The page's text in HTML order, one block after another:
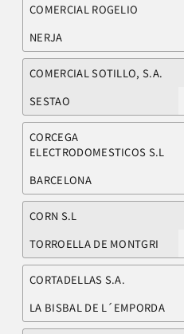
COMERCIAL ROGELIO
NERJA
COMERCIAL SOTILLO, S.A.
SESTAO
CORCEGA
ELECTRODOMESTICOS S.L
BARCELONA
CORN S.L
TORROELLA DE MONTGRI
CORTADELLAS S.A.
LA BISBAL DE L´EMPORDA